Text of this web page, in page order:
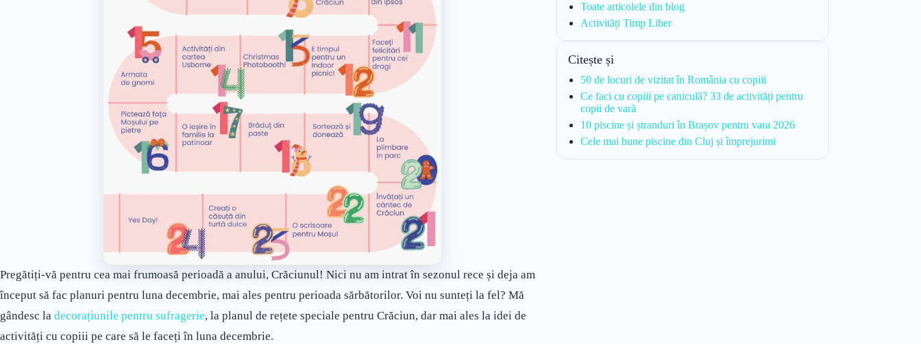
Pregătiți-vă pentru cea mai frumoasă perioadă a anului, Crăciunul! Nici nu am intrat în sezonul rece și deja am
început să fac planuri pentru luna decembrie, mai ales pentru perioada sărbătorilor. Voi nu sunteți la fel? Mă
gândesc la decorațiunile pentru sufragerie, la planul de rețete speciale pentru Crăciun, dar mai ales la idei de
activități cu copiii pe care să le faceți în luna decembrie.
Toate articolele din blog
Activități Timp Liber
Citește și
50 de locuri de vizitat în România cu copiii
Ce faci cu copiii pe caniculă? 33 de activități pentru
copii de vară
10 piscine și ștranduri în Brașov pentru vara 2026
Cele mai bune piscine din Cluj și împrejurimi